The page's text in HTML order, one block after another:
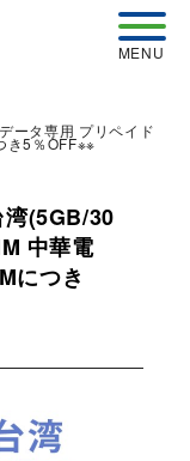
ータ専用 プリペイド
き5％OFF※※
(5GB/30
中華電
につき